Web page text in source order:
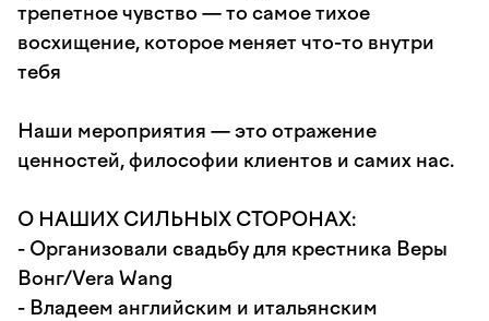
трепетное чувство — то самое тихое
восхищение, которое меняет что-то внутри
тебя
Наши мероприятия — это отражение
ценностей, философии клиентов и самих нас.
О НАШИХ СИЛЬНЫХ СТОРОНАХ:
- Организовали свадьбу для крестника Веры
Вонг/Vera Wang
- Владеем английским и итальянским